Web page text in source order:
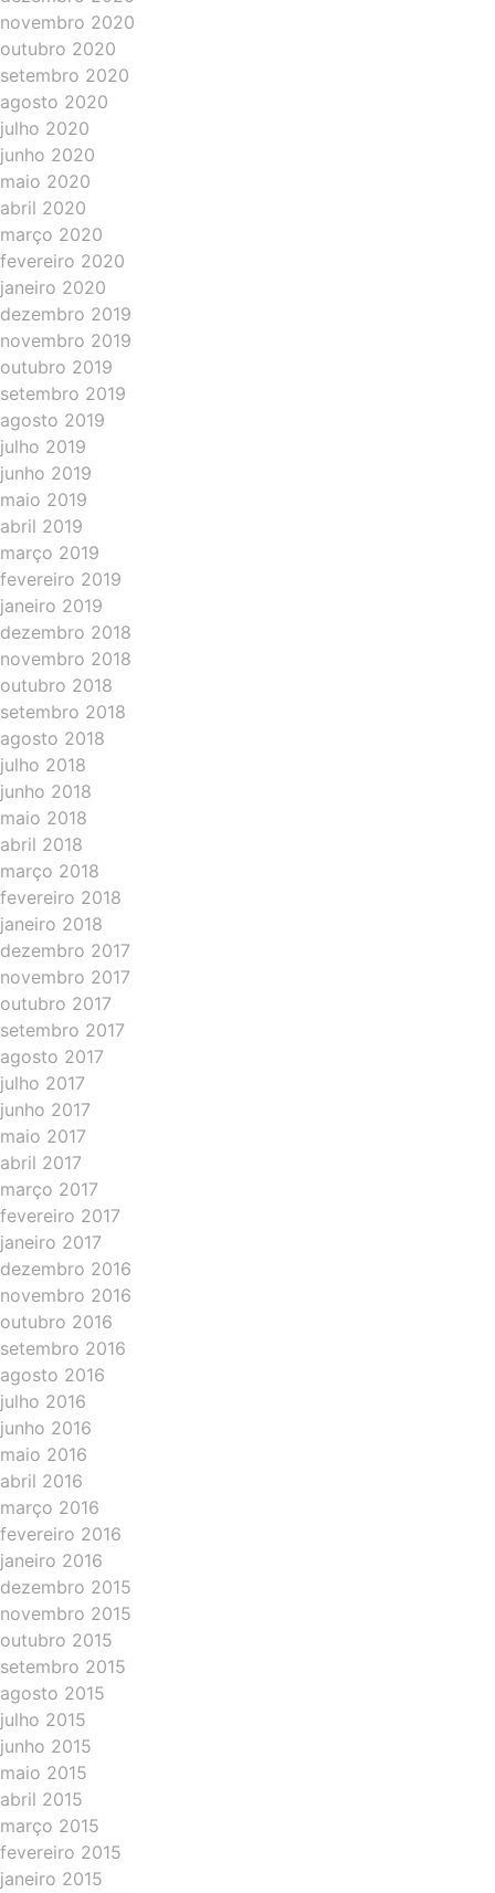
novembro 2020
outubro 2020
setembro 2020
agosto 2020
julho 2020
junho 2020
maio 2020
abril 2020
março 2020
fevereiro 2020
janeiro 2020
dezembro 2019
novembro 2019
outubro 2019
setembro 2019
agosto 2019
julho 2019
junho 2019
maio 2019
abril 2019
março 2019
fevereiro 2019
janeiro 2019
dezembro 2018
novembro 2018
outubro 2018
setembro 2018
agosto 2018
julho 2018
junho 2018
maio 2018
abril 2018
março 2018
fevereiro 2018
janeiro 2018
dezembro 2017
novembro 2017
outubro 2017
setembro 2017
agosto 2017
julho 2017
junho 2017
maio 2017
abril 2017
março 2017
fevereiro 2017
janeiro 2017
dezembro 2016
novembro 2016
outubro 2016
setembro 2016
agosto 2016
julho 2016
junho 2016
maio 2016
abril 2016
março 2016
fevereiro 2016
janeiro 2016
dezembro 2015
novembro 2015
outubro 2015
setembro 2015
agosto 2015
julho 2015
junho 2015
maio 2015
abril 2015
março 2015
fevereiro 2015
janeiro 2015